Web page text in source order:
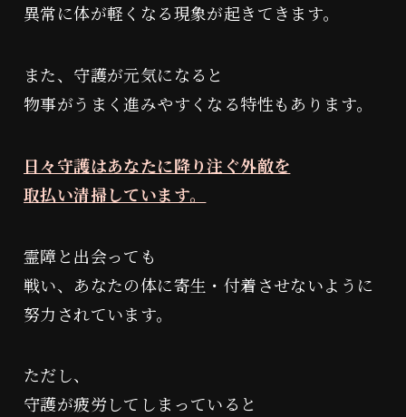
異常に体が軽くなる現象が起きてきます。
また、守護が元気になると
物事がうまく進みやすくなる特性もあります。
日々守護はあなたに降り注ぐ外敵を
取払い清掃しています。
霊障と出会っても
戦い、あなたの体に寄生・付着させないように
努力されています。
ただし、
守護が疲労してしまっていると